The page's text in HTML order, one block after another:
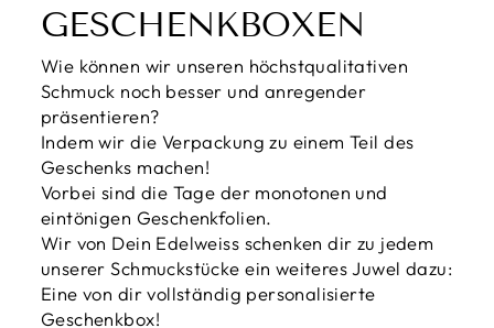
GESCHENKBOXEN
Wie können wir unseren höchstqualitativen
Schmuck noch besser und anregender
präsentieren?
Indem wir die Verpackung zu einem Teil des
Geschenks machen!
Vorbei sind die Tage der monotonen und
eintönigen Geschenkfolien.
Wir von Dein Edelweiss schenken dir zu jedem
unserer Schmuckstücke ein weiteres Juwel dazu:
Eine von dir vollständig personalisierte
Geschenkbox!